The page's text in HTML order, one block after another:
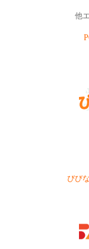
他
びび